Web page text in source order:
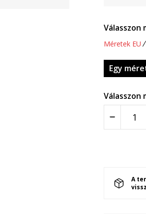
Válasszon
Méretek EU
Egy
Válasszon
A